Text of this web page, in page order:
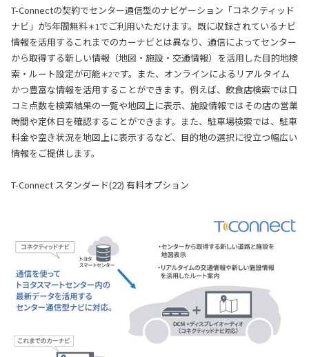
T-Connectの契約でセンター通信型のナビゲーション「コネクティッド
ナビ」が5年間無料＊1でご利用いただけます。既に収録されているナビ
情報を活用するこれまでのカーナビとは異なり、通信によってセンター
から取得する新しい情報（地図・施設・交通情報）を活用した目的地検
索・ルート設定が可能＊2です。また、オンラインによるリアルタイム
かつ豊富な情報を活用することができます。例えば、飲食店検索では口
コミ点数を検索結果の一覧や地図上に表示、施設情報ではその店の営業
時間や定休日を確認することができます。また、駐車場検索では、駐車
料金や空き状況を地図上に表示するなど、目的地の選択に役立つ幅広い
情報をご提供します。
T-Connect スタンダード(22) 有料オプション